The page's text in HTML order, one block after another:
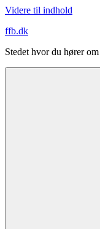
Videre til indhold
ffb.dk
Stedet hvor du hører